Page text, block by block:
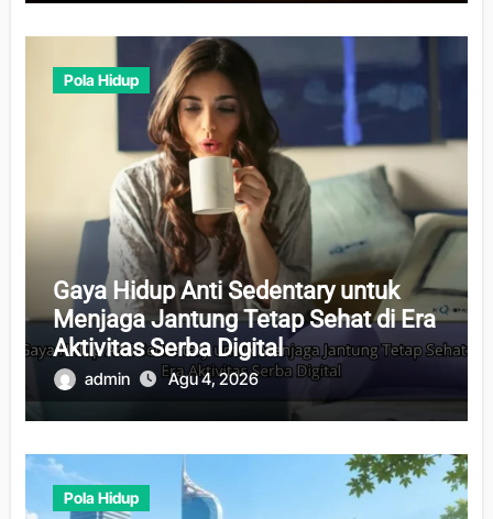
Pola Hidup
Gaya Hidup Anti Sedentary untuk
Menjaga Jantung Tetap Sehat di Era
Aktivitas Serba Digital
admin Agu 4, 2026
Pola Hidup